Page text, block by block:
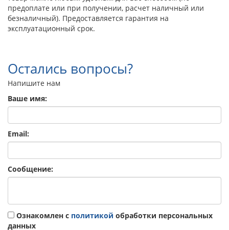
предоплате или при получении, расчет наличный или
безналичный). Предоставляется гарантия на
эксплуатационный срок.
Остались вопросы?
Напишите нам
Ваше имя:
Email:
Сообщение:
Ознакомлен с политикой обработки персональных
данных